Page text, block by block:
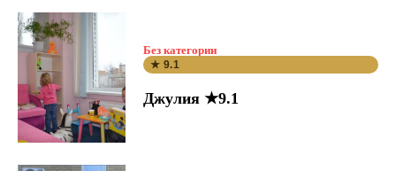
Без категории
★ 9.1
Джулия ★9.1